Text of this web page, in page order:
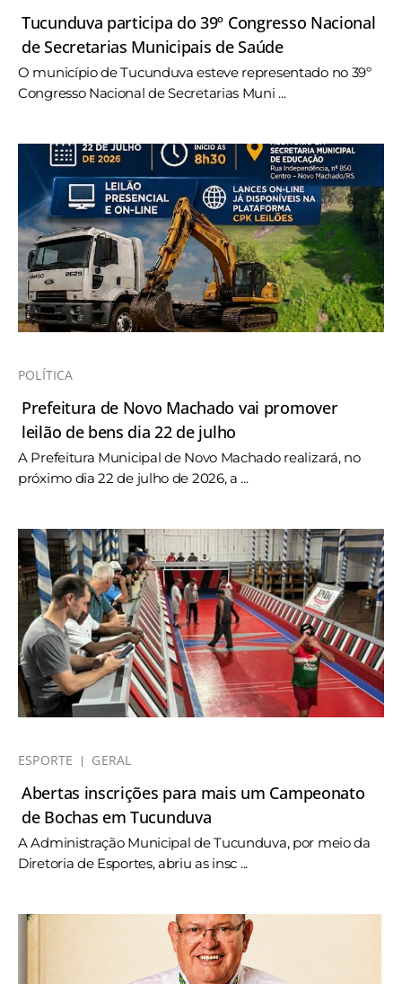
Tucunduva participa do 39º Congresso Nacional
de Secretarias Municipais de Saúde
O município de Tucunduva esteve representado no 39º
Congresso Nacional de Secretarias Muni ...
POLÍTICA
Prefeitura de Novo Machado vai promover
leilão de bens dia 22 de julho
A Prefeitura Municipal de Novo Machado realizará, no
próximo dia 22 de julho de 2026, a ...
ESPORTE GERAL
Abertas inscrições para mais um Campeonato
de Bochas em Tucunduva
A Administração Municipal de Tucunduva, por meio da
Diretoria de Esportes, abriu as insc ...